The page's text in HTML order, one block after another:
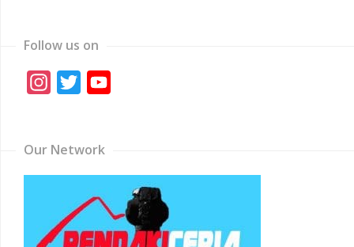
Follow us on
Instagram
Twitter
Our Network